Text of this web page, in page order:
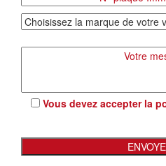
Vous devez accepter la